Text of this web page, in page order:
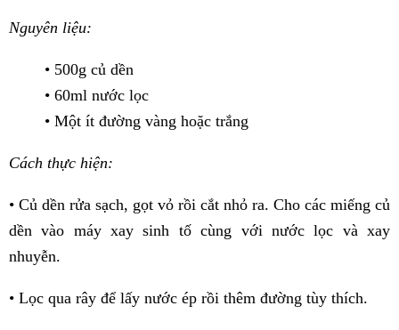
Nguyên liệu:
• 500g củ dền
• 60ml nước lọc
• Một ít đường vàng hoặc trắng
Cách thực hiện:
• Củ dền rửa sạch, gọt vỏ rồi cắt nhỏ ra. Cho các miếng củ
dền vào máy xay sinh tố cùng với nước lọc và xay
nhuyễn.
• Lọc qua rây để lấy nước ép rồi thêm đường tùy thích.